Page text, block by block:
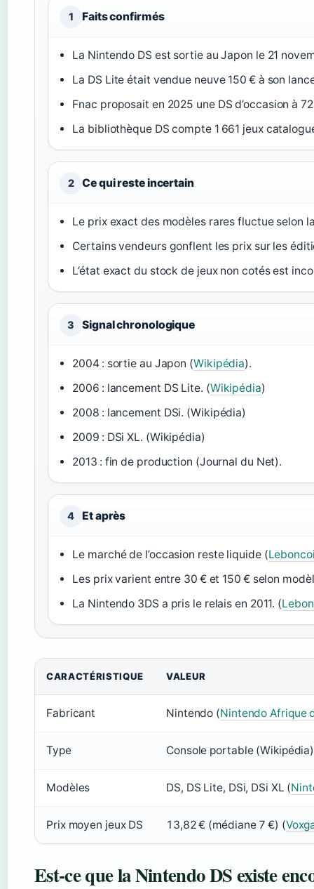
1 Faits confirmés
La Nintendo DS est sortie au Japon le 21
La DS Lite était vendue neuve 150 € à son
Fnac proposait en 2025 une DS d’occasion à
La bibliothèque DS compte 1 661 jeux
2 Ce qui reste incertain
Le prix exact des modèles rares fluctue selon
Certains vendeurs gonflent les prix sur les
L’état exact du stock de jeux non cotés est
3 Signal chronologique
2004 : sortie au Japon (Wikipédia).
2006 : lancement DS Lite. (Wikipédia)
2008 : lancement DSi. (Wikipédia)
2009 : DSi XL. (Wikipédia)
2013 : fin de production (Journal du Net).
4 Et après
Le marché de l’occasion reste liquide (
Les prix varient entre 30 € et 150 € selon
La Nintendo 3DS a pris le relais en 2011. (
CARACTÉRISTIQUE VALEUR
Fabricant Nintendo (Nintendo Afrique
Type Console portable (Wikipédia)
Modèles DS, DS Lite, DSi, DSi XL (
Prix moyen jeux DS 13,82 € (médiane 7 €) (
Est-ce que la Nintendo DS existe